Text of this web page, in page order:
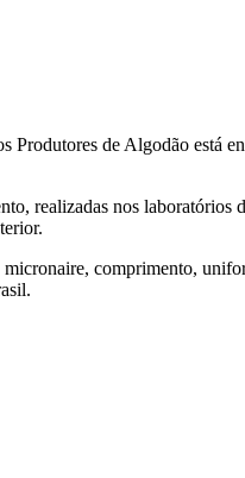
de Algodão está
realizadas nos
comprimento,